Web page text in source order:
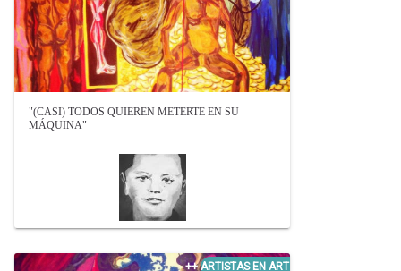
"(CASI) TODOS QUIEREN METERTE EN SU
MÁQUINA"